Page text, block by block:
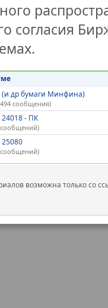
согласия
др бумаги Минфина)
сообщения)
- ПК
возможна только со